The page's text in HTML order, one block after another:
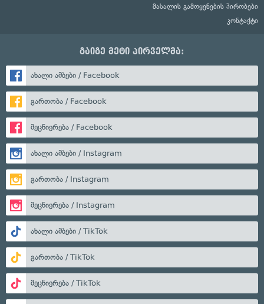
მასალის გამოყენების პირობები
კონტაქტი
გაიგე მეტი პირველმა:
ახალი ამბები / Facebook
გართობა / Facebook
მეცნიერება / Facebook
ახალი ამბები / Instagram
გართობა / Instagram
მეცნიერება / Instagram
ახალი ამბები / TikTok
გართობა / TikTok
მეცნიერება / TikTok